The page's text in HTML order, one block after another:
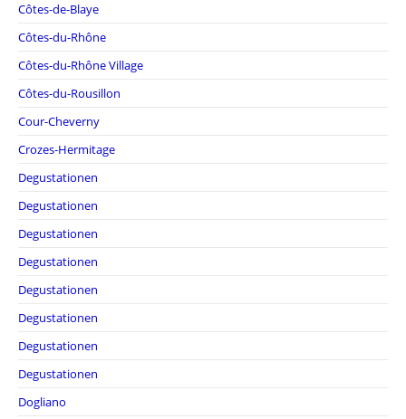
Côtes-de-Blaye
Côtes-du-Rhône
Côtes-du-Rhône Village
Côtes-du-Rousillon
Cour-Cheverny
Crozes-Hermitage
Degustationen
Degustationen
Degustationen
Degustationen
Degustationen
Degustationen
Degustationen
Degustationen
Dogliano